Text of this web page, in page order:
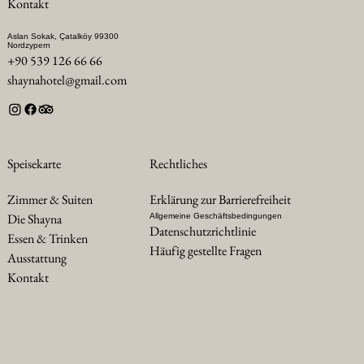
Kontakt
Aslan Sokak, Çatalköy 99300
Nordzypern
+90 539 126 66 66
shaynahotel@gmail.com
Speisekarte
Zimmer & Suiten
Die Shayna
Essen & Trinken
Ausstattung
Kontakt
Rechtliches
Erklärung zur Barrierefreiheit
Allgemeine Geschäftsbedingungen
Datenschutzrichtlinie
Häufig gestellte Fragen